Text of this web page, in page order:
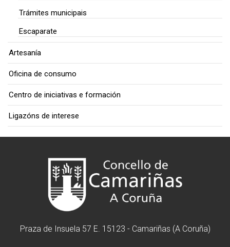
Trámites municipais
Escaparate
Artesanía
Oficina de consumo
Centro de iniciativas e formación
Ligazóns de interese
Praza de Insuela 57 E. 15123 - Camariñas (A Coruña)